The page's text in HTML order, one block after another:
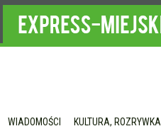
WIADOMOŚCI KULTURA, ROZRYWKA